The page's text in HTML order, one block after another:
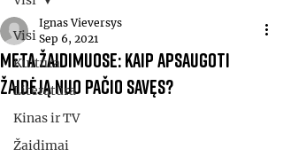
Visi
Kultūra
Literatūra
Kinas ir TV
Žaidimai
Meta žaidimuose: kaip apsaugoti
žaidėją nuo pačio savęs?
Ignas Vieversys
Sep 6, 2021